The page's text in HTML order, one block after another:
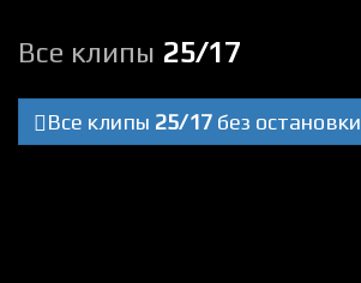
Все клипы 25/17
Все клипы 25/17 без остановки